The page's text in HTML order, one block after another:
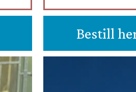
Bestill